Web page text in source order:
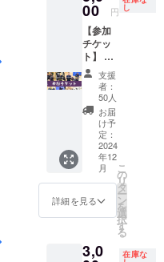
関係の
方、
ユーモ
アを大
切にさ
れてい
る方に
オスス
メの一
本で
す。
・他の
人と持
ち物で
差をつ
けたい
方、少
年指導
関係の
方、
ユーモ
アを大
切にさ
れてい
る方に
メの一
本で
「消耗
刀を少
しでも
お得に
手に入
れるこ
とがで
きた
ら…」
という
思いか
ら作っ
た竹刀
です。
・39サ
サイズ
報を発
信する
投稿、
開会式
にてご
紹介さ
せてい
ただき
ます。
・概要
欄に掲
載可能
なスポ
ンサー
名をご
記入下
話もか
00 円 し
【参加
チケッ
ト】 ・
「菖蒲
稽古会
in富
山」参
加チ
ケット
です！
・2024
年12月7
日(土)富
山大学
第一体
催。 ・
支援
者：
50人
お届
け予
定：
2024
年12
月
詳細を見る
こ
の
リ
タ
ー
ン
を
選
択
す
る
3,0 在庫な